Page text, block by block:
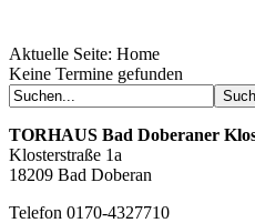
Geheimnisse, die
keine sind.
Ein Potpourri
regionalen
Aktuelle Seite: Home
Keine Termine gefunden
TORHAUS Bad Doberaner
Klosterstraße 1a
18209 Bad Doberan
Telefon 0170-4327710